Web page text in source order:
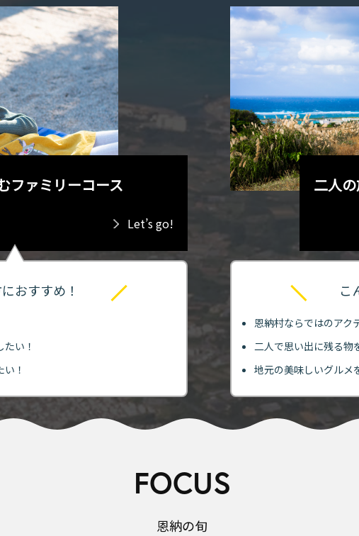
ファミリーコース
Let’s go!
おすすめ！
い！
！
二人
こ
恩納村ならではのアク
二人で思い出に残る物
地元の美味しいグルメ
FOCUS
恩納の旬